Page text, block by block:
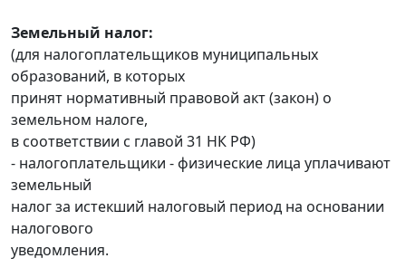
Земельный налог:
(для налогоплательщиков муниципальных
образований, в которых
принят нормативный правовой акт (закон) о
земельном налоге,
в соответствии с главой 31 НК РФ)
- налогоплательщики - физические лица уплачивают
земельный
налог за истекший налоговый период на основании
налогового
уведомления.